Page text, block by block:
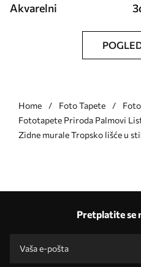
Akvarelni
Home Foto Tapete
Fototapete Priroda Palmovi
Zidne murale Tropsko lišće u
Pretplatite se